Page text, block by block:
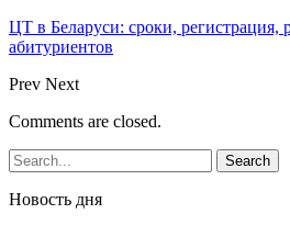
ЦТ в Беларуси: сроки, регистрация,
абитуриентов
Prev Next
Comments are closed.
Новость дня